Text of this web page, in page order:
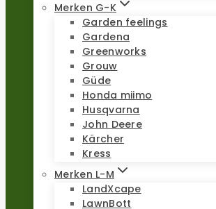
Merken G-K
Garden feelings
Gardena
Greenworks
Grouw
Güde
Honda miimo
Husqvarna
John Deere
Kärcher
Kress
Merken L-M
LandXcape
LawnBott